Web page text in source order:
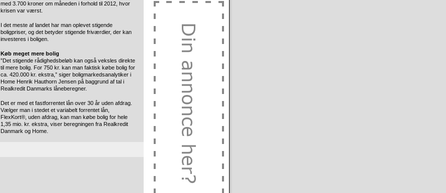
med 3.700 kroner om måneden i forhold til 2012, hvor
krisen var værst.
I det meste af landet har man oplevet stigende
boligpriser, og det betyder stigende friværdier, der kan
investeres i boligen.
Køb meget mere bolig
”Det stigende rådighedsbeløb kan også veksles direkte
til mere bolig. For 750 kr. kan man faktisk købe bolig for
ca. 420.000 kr. ekstra,” siger boligmarkedsanalytiker i
Home Henrik Hauthorn Jensen på baggrund af tal i
Realkredit Danmarks låneberegner.
Det er med et fastforrentet lån over 30 år uden afdrag.
Vælger man i stedet et variabelt forrentet lån,
FlexKort®, uden afdrag, kan man købe bolig for hele
1,35 mio. kr. ekstra, viser beregningen fra Realkredit
Danmark og Home.